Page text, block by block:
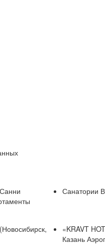
Санатории
«KRAVT
Казань